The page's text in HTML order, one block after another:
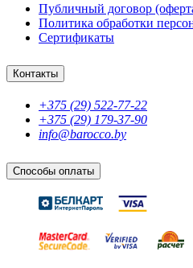
Публичный договор
Политика обработки
Сертификаты
Контакты
+375 (29) 522-77-22
+375 (29) 179-37-90
info@barocco.by
Способы оплаты